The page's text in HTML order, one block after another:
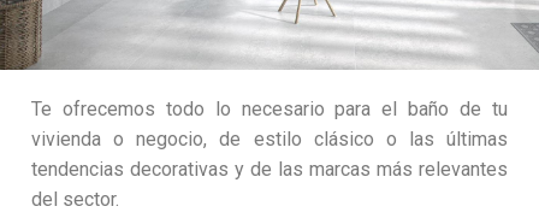
Te ofrecemos todo lo necesario para el baño de tu
vivienda o negocio, de estilo clásico o las últimas
tendencias decorativas y de las marcas más relevantes
del sector.